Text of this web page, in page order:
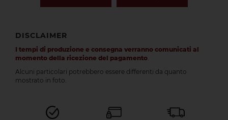
DISCLAIMER
I tempi di produzione e consegna verranno comunicati al
momento della ricezione del pagamento.
Alcuni particolari potrebbero essere differenti da quanto
mostrato in foto.